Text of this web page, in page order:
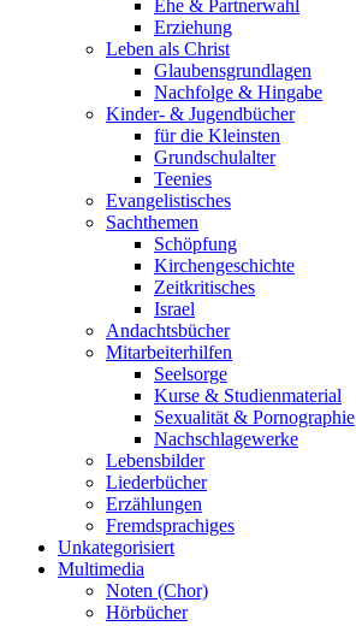
Ehe & Partnerwahl
Erziehung
Leben als Christ
Glaubensgrundlagen
Nachfolge & Hingabe
Kinder- & Jugendbücher
für die Kleinsten
Grundschulalter
Teenies
Evangelistisches
Sachthemen
Schöpfung
Kirchengeschichte
Zeitkritisches
Israel
Andachtsbücher
Mitarbeiterhilfen
Seelsorge
Kurse & Studienmaterial
Sexualität & Pornographie
Nachschlagewerke
Lebensbilder
Liederbücher
Erzählungen
Fremdsprachiges
Unkategorisiert
Multimedia
Noten (Chor)
Hörbücher